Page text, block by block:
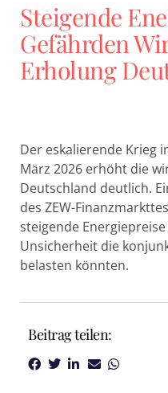
Steigende
Gefährden
Erholung
Der eskalierende Krieg
März 2026 erhöht die
Deutschland deutlich.
des ZEW-
steigende
Unsicherheit die
belasten könnten.
Beitrag teilen: